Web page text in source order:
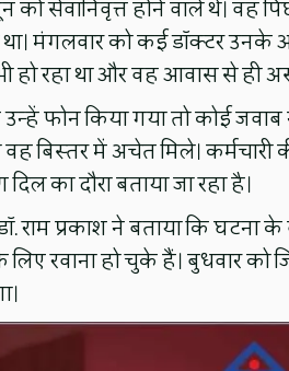
को सेवानिवृत्त होने वाले थे। वह
था। मंगलवार को कई डॉक्टर
हो रहा था और वह आवास से ही
फोन किया गया तो कोई
बिस्तर में अचेत मिले।
का दौरा बताया जा रहा है।
राम प्रकाश ने बताया कि
लिए रवाना हो चुके हैं। बुधवार